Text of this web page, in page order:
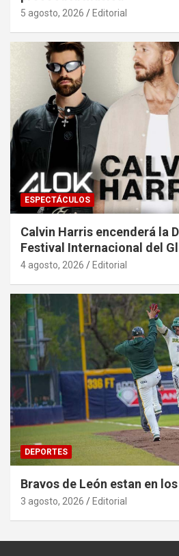
5 agosto, 2026 Editorial
ESPECTÁCULOS
Calvin Harris encenderá la
Festival Internacional del
4 agosto, 2026 Editorial
DEPORTES
Bravos de León estan en
3 agosto, 2026 Editorial